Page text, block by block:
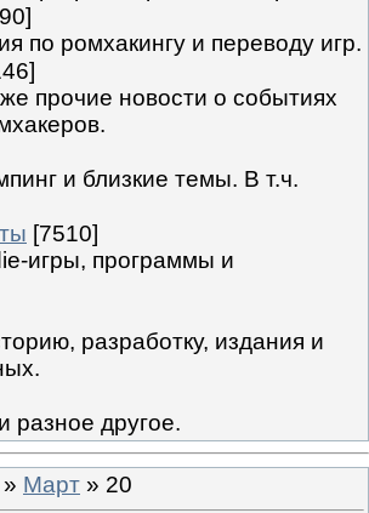
по ромхакингу и переводу игр.
прочие новости о событиях
и близкие темы. В т.ч.
[7510]
игры, программы и
разработку, издания и
разное другое.
» Март » 20